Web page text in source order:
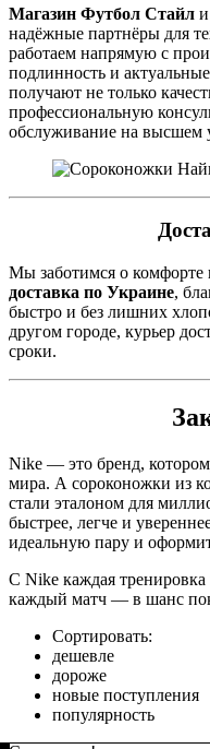
Магазин Футбол Стайл и
надёжные партнёры для
работаем напрямую с
подлинность и
получают не только
профессиональную
обслуживание на высшем
Мы заботимся о комфорте
доставка по Украине,
быстро и без лишних
другом городе, курьер
сроки.
Nike — это бренд,
мира. А сороконожки из
стали эталоном для
быстрее, легче и
идеальную пару и
С Nike каждая тренировка
каждый матч — в шанс
Сортировать:
дешевле
дороже
новые поступления
популярность